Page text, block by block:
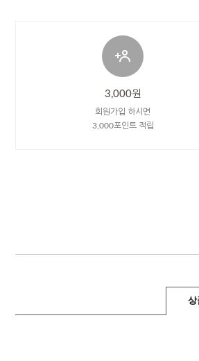
3,000원
회원가입 하시면
3,000포인트 적립
상